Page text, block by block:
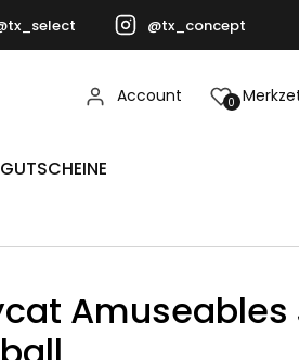
@tx_concept
0
Account
GUTSCHEINE